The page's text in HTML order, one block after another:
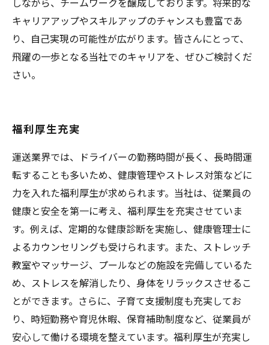
キャリアアップやスキルアップのチャンスも豊富であ
り、自己実現の可能性が広がります。皆さんにとって、
飛躍の一歩となる当社でのキャリアを、ぜひご検討くだ
さい。
福利厚生充実
運送業界では、ドライバーの勤務時間が長く、長時間運
転することも多いため、健康管理やストレス対策などに
力を入れた福利厚生が求められます。当社は、従業員の
健康と安全を第一に考え、福利厚生を充実させていま
す。例えば、定期的な健康診断を実施し、健康管理士に
よるカウンセリングも受けられます。また、ストレッチ
教室やマッサージ、プールなどの施設を完備しているた
め、ストレスを解消したり、身体をリラックスさせるこ
とができます。さらに、子育て支援制度も充実してお
り、時短勤務や育児休暇、保育補助制度など、従業員が
安心して働ける環境を整えています。福利厚生が充実し